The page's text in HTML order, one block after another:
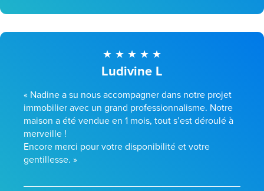
Ludivine L
« Nadine a su nous accompagner dans notre projet
immobilier avec un grand professionnalisme. Notre
maison a été vendue en 1 mois, tout s’est déroulé à
merveille !
Encore merci pour votre disponibilité et votre
gentillesse. »